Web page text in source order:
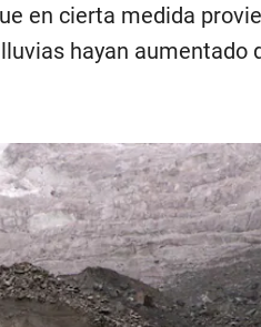
en cierta medida
hayan aumentado